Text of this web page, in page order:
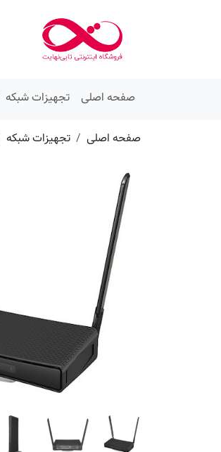
صفحه اصلی تجهیزات شبکه
صفحه اصلی تجهیزات شبکه